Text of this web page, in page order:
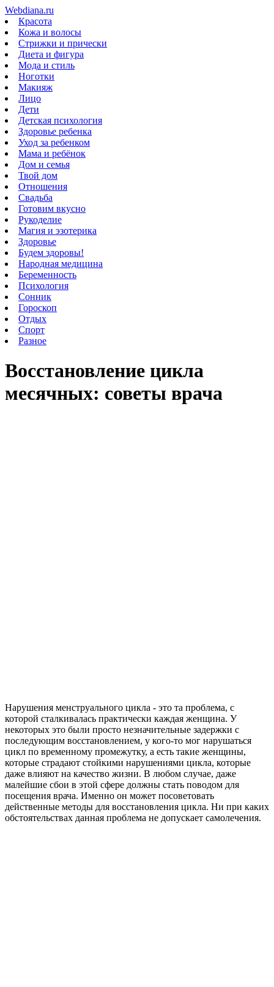
Webdiana.ru
Красота
Кожа и волосы
Стрижки и прически
Диета и фигура
Мода и стиль
Ноготки
Макияж
Лицо
Дети
Детская психология
Здоровье ребенка
Уход за ребенком
Мама и ребёнок
Дом и семья
Твой дом
Отношения
Свадьба
Готовим вкусно
Рукоделие
Магия и эзотерика
Здоровье
Будем здоровы!
Народная медицина
Беременность
Психология
Сонник
Гороскоп
Отдых
Спорт
Разное
Восстановление цикла
месячных: советы врача
Нарушения менструального цикла - это та проблема, с
которой сталкивалась практически каждая женщина. У
некоторых это были просто незначительные задержки с
последующим восстановлением, у кого-то мог нарушаться
цикл по временному промежутку, а есть такие женщины,
которые страдают стойкими нарушениями цикла, которые
даже влияют на качество жизни. В любом случае, даже
малейшие сбои в этой сфере должны стать поводом для
посещения врача. Именно он может посоветовать
действенные методы для восстановления цикла. Ни при каких
обстоятельствах данная проблема не допускает самолечения.